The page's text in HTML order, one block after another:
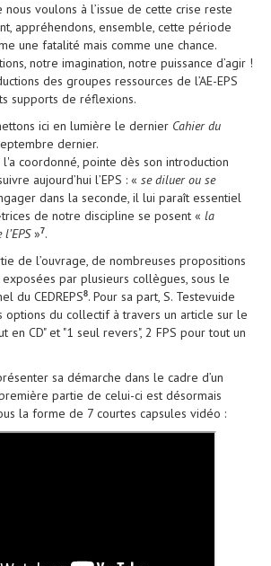
voulons à l’issue de cette crise reste
appréhendons, ensemble, cette période
une fatalité mais comme une chance.
notre imagination, notre puissance d’agir !
des groupes ressources de l’AE-EPS
supports de réflexions.
ici en lumière le dernier Cahier du
dernier.
coordonné, pointe dès son introduction
aujourd’hui l’EPS : « se diluer ou se
dans la seconde, il lui paraît essentiel
de notre discipline se posent « la
»7.
de l’ouvrage, de nombreuses propositions
par plusieurs collègues, sous le
du CEDREPS8. Pour sa part, S. Testevuide
du collectif à travers un article sur le
en CD" et "1 seul revers", 2 FPS pour tout un
sa démarche dans le cadre d’un
partie de celui-ci est désormais
la forme de 7 courtes capsules vidéo :